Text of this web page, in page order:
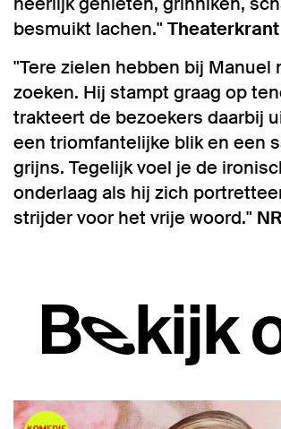
besmuikt lachen." Theaterkrant
"Tere zielen hebben bij Manuel
zoeken. Hij stampt graag op
trakteert de bezoekers daarbij
een triomfantelijke blik en een
grijns. Tegelijk voel je de
onderlaag als hij zich
strijder voor het vrije woord."
Bekijk